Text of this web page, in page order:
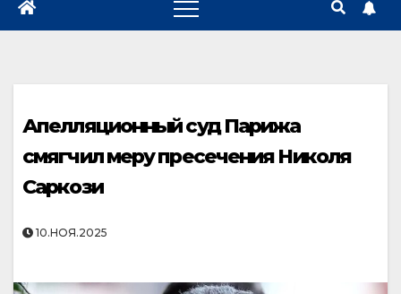
Апелляционный суд Парижа
смягчил меру пресечения Николя
Саркози
10.НОЯ.2025